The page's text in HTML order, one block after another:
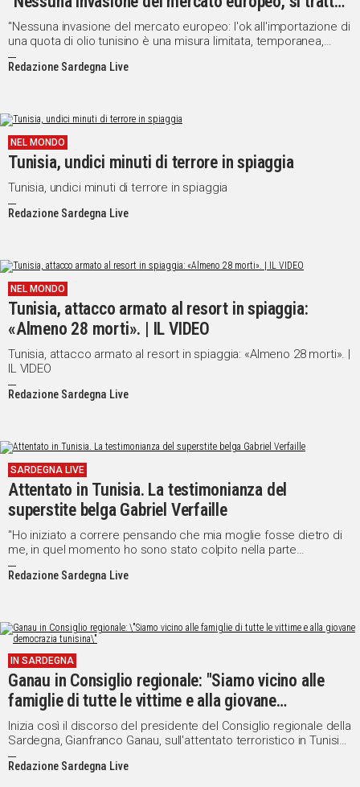
di una misura limitata"
"Nessuna invasione del mercato europeo: l'ok all'importazione di
una quota di olio tunisino è una misura limitata, temporanea,
applicabile per un periodo massimo di due anni e che prevede
un monitoraggio e dei correttivi posti a tutela dei nostri
Redazione Sardegna Live
NEL MONDO
Tunisia, undici minuti di terrore in spiaggia
Tunisia, undici minuti di terrore in spiaggia
Redazione Sardegna Live
NEL MONDO
Tunisia, attacco armato al resort in spiaggia:
«Almeno 28 morti». | IL VIDEO
Tunisia, attacco armato al resort in spiaggia: «Almeno 28 morti». |
IL VIDEO
Redazione Sardegna Live
SARDEGNA LIVE
Attentato in Tunisia. La testimonianza del
superstite belga Gabriel Verfaille
"Ho iniziato a correre pensando che mia moglie fosse dietro di
me, in quel momento ho sono stato colpito nella parte
Redazione Sardegna Live
IN SARDEGNA
Ganau in Consiglio regionale: "Siamo vicino alle
famiglie di tutte le vittime e alla giovane
democrazia tunisina"
Inizia così il discorso del presidente del Consiglio regionale della
Sardegna, Gianfranco Ganau, sull'attentato terroristico in Tunisia,
pronunciato questa mattina in apertura dei lavori dell'aula.
Redazione Sardegna Live